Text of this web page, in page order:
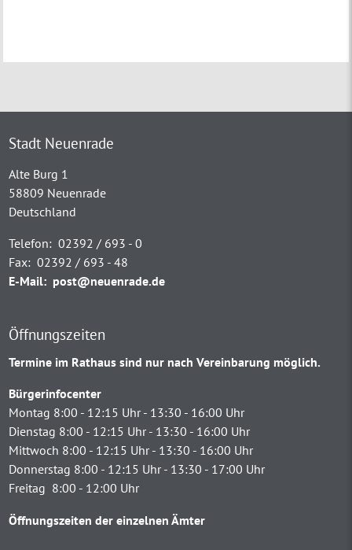
Stadt Neuenrade
Alte Burg 1
58809 Neuenrade
Deutschland
Telefon: 02392 / 693 - 0
Fax: 02392 / 693 - 48
E-Mail: post@neuenrade.de
Öffnungszeiten
Termine im Rathaus sind nur nach Vereinbarung möglich.
Bürgerinfocenter
Montag 8:00 - 12:15 Uhr - 13:30 - 16:00 Uhr
Dienstag 8:00 - 12:15 Uhr - 13:30 - 16:00 Uhr
Mittwoch 8:00 - 12:15 Uhr - 13:30 - 16:00 Uhr
Donnerstag 8:00 - 12:15 Uhr - 13:30 - 17:00 Uhr
Freitag 8:00 - 12:00 Uhr
Öffnungszeiten der einzelnen Ämter